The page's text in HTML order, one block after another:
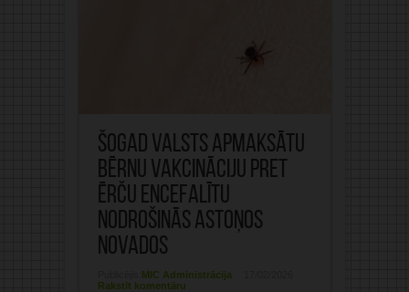
Šogad valsts apmaksātu
bērnu vakcināciju pret
ērču encefalītu
nodrošinās astoņos
novados
MIC Administrācija
Rakstīt komentāru